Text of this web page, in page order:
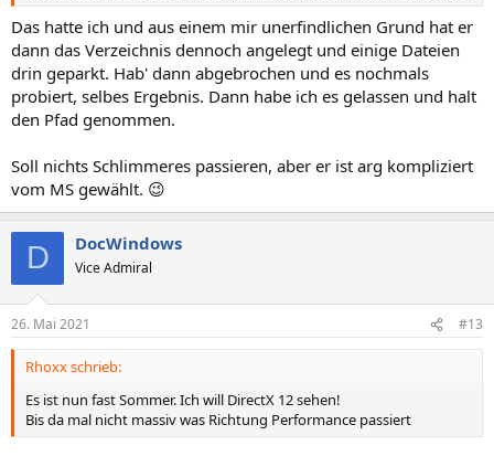
Das hatte ich und aus einem mir unerfindlichen Grund hat er
dann das Verzeichnis dennoch angelegt und einige Dateien
drin geparkt. Hab' dann abgebrochen und es nochmals
probiert, selbes Ergebnis. Dann habe ich es gelassen und halt
den Pfad genommen.
Soll nichts Schlimmeres passieren, aber er ist arg kompliziert
vom MS gewählt. 😉
D DocWindows
Vice Admiral
26. Mai 2021 #13
Rhoxx schrieb:
Es ist nun fast Sommer. Ich will DirectX 12 sehen!
Bis da mal nicht massiv was Richtung Performance passiert